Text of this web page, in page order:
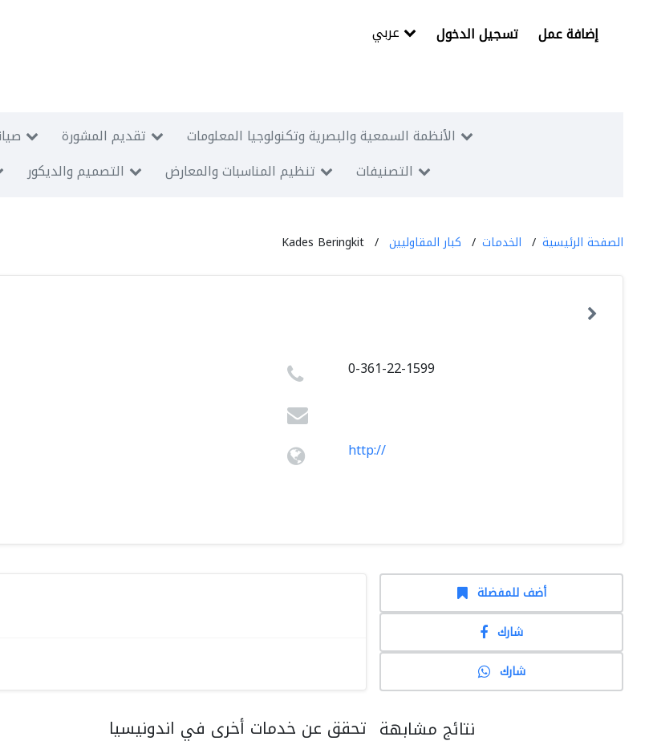
تسجيل الدخول إضافة عمل
تقديم المشورة
الأنظمة السمعية والبصرية وتكنولوجيا المعلومات
التصميم والديكور تنظيم المناسبات والمعارض التصنيفات
الصفحة الرئيسية الخدمات كبار المقاوليين Kades Beringkit
0-361-22-1599
http://
تحقق عن خدمات أخرى في اندونيسيا
أضف للمفضلة
شارك
شارك
نتائج مشابهة